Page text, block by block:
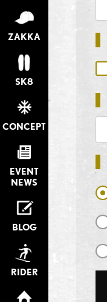
ZAKKA
SK8
CONCEPT
EVENT
NEWS
BLOG
RIDER